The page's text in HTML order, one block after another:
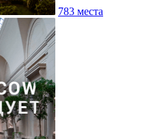
783 места